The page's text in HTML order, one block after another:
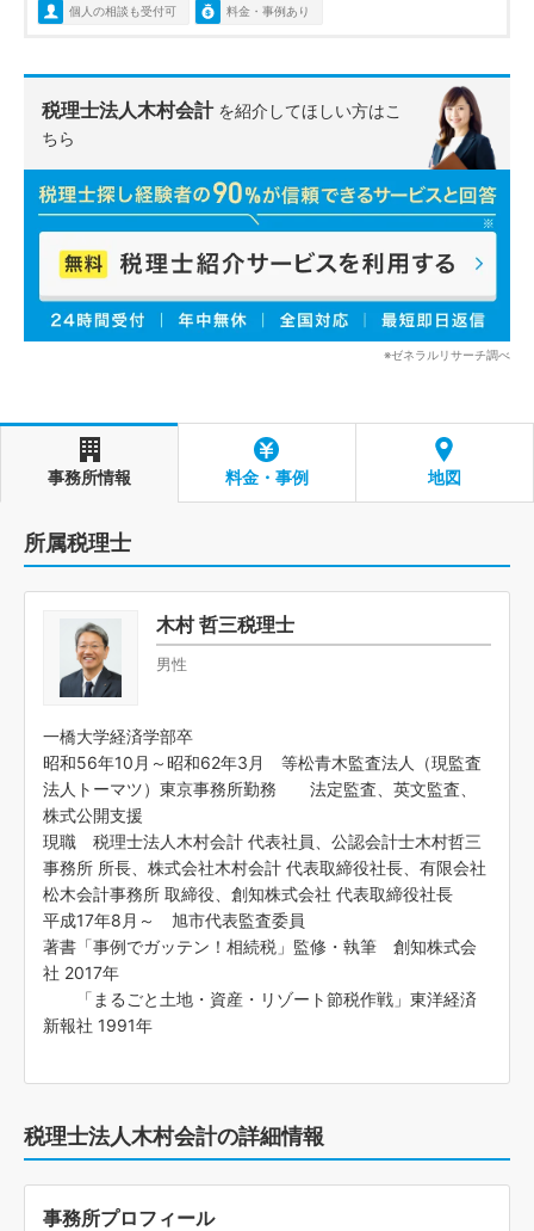
個人の相談も受付可 料金・事例あり
税理士法人木村会計を紹介してほしい方はこ
ちら
※ゼネラルリサーチ調べ
事務所情報 料金・事例 地図
所属税理士
木村 哲三税理士
男性
一橋大学経済学部卒
昭和56年10月～昭和62年3月 等松青木監査法人（現監査
法人トーマツ）東京事務所勤務 法定監査、英文監査、
株式公開支援
現職 税理士法人木村会計 代表社員、公認会計士木村哲三
事務所 所長、株式会社木村会計 代表取締役社長、有限会社
松木会計事務所 取締役、創知株式会社 代表取締役社長
平成17年8月～ 旭市代表監査委員
著書「事例でガッテン！相続税」監修・執筆 創知株式会
社 2017年
「まるごと土地・資産・リゾート節税作戦」東洋経済
新報社 1991年
税理士法人木村会計の詳細情報
事務所プロフィール